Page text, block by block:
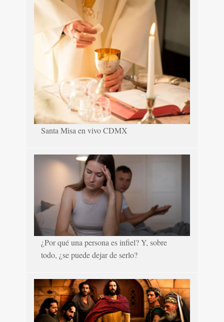
Santa Misa en vivo CDMX
¿Por qué una persona es infiel? Y, sobre
todo, ¿se puede dejar de serlo?